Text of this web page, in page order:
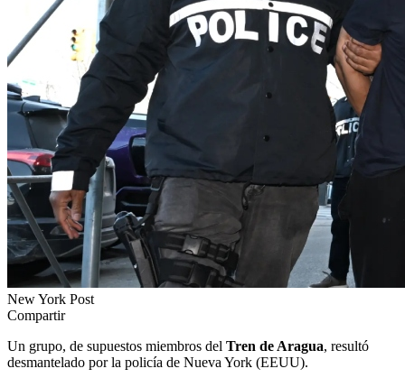
New York Post
Compartir
Un grupo, de supuestos miembros del Tren de Aragua, resultó
desmantelado por la policía de Nueva York (EEUU).